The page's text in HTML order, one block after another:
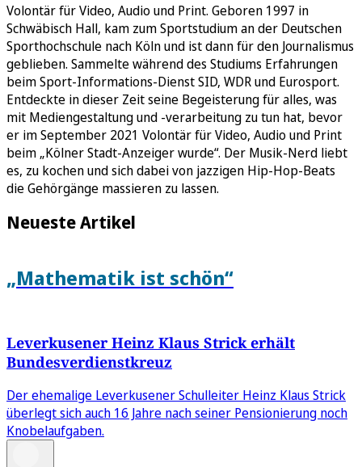
Volontär für Video, Audio und Print. Geboren 1997 in
Schwäbisch Hall, kam zum Sportstudium an der Deutschen
Sporthochschule nach Köln und ist dann für den Journalismus
geblieben. Sammelte während des Studiums Erfahrungen
beim Sport-Informations-Dienst SID, WDR und Eurosport.
Entdeckte in dieser Zeit seine Begeisterung für alles, was
mit Mediengestaltung und -verarbeitung zu tun hat, bevor
er im September 2021 Volontär für Video, Audio und Print
beim „Kölner Stadt-Anzeiger wurde“. Der Musik-Nerd liebt
es, zu kochen und sich dabei von jazzigen Hip-Hop-Beats
die Gehörgänge massieren zu lassen.
Neueste Artikel
„Mathematik ist schön“
Leverkusener Heinz Klaus Strick erhält
Bundesverdienstkreuz
Der ehemalige Leverkusener Schulleiter Heinz Klaus Strick
überlegt sich auch 16 Jahre nach seiner Pensionierung noch
Knobelaufgaben.